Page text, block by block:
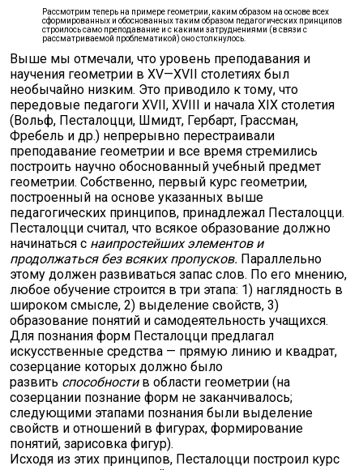
Рассмотрим теперь на примере геометрии, каким образом на основе всех
сформированных и обоснованных таким образом педагогических принципов
строилось само преподавание и с какими затруднениями (в связи с
рассматриваемой проблематикой) оно столкнулось.
Выше мы отмечали, что уровень преподавания и
научения геометрии в XV—XVII столетиях был
необычайно низким. Это приводило к тому, что
передовые педагоги XVII, XVIII и начала XIX столетия
(Вольф, Песталоцци, Шмидт, Гербарт, Грассман,
Фребель и др.) непрерывно перестраивали
преподавание геометрии и все время стремились
построить научно обоснованный учебный предмет
геометрии. Собственно, первый курс геометрии,
построенный на основе указанных выше
педагогических принципов, принадлежал Песталоцци.
Песталоцци считал, что всякое образование должно
начинаться с наипростейших элементов и
продолжаться без всяких пропусков. Параллельно
этому должен развиваться запас слов. По его мнению,
любое обучение строится в три этапа: 1) наглядность в
широком смысле, 2) выделение свойств, 3)
образование понятий и самодеятельность учащихся.
Для познания форм Песталоцци предлагал
искусственные средства — прямую линию и квадрат,
созерцание которых должно было
развить способности в области геометрии (на
созерцании познание форм не заканчивалось;
следующими этапами познания были выделение
свойств и отношений в фигурах, формирование
понятий, зарисовка фигур).
Исходя из этих принципов, Песталоцци построил курс